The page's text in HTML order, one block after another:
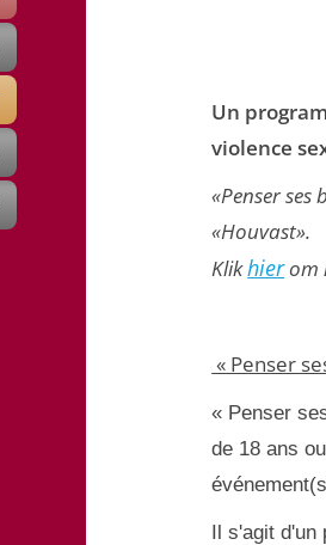
Un
violence
«Penser ses
«Houvast».
Klikhierom
« Penser
« Penser
de 18 ans
Il s'agit d'un